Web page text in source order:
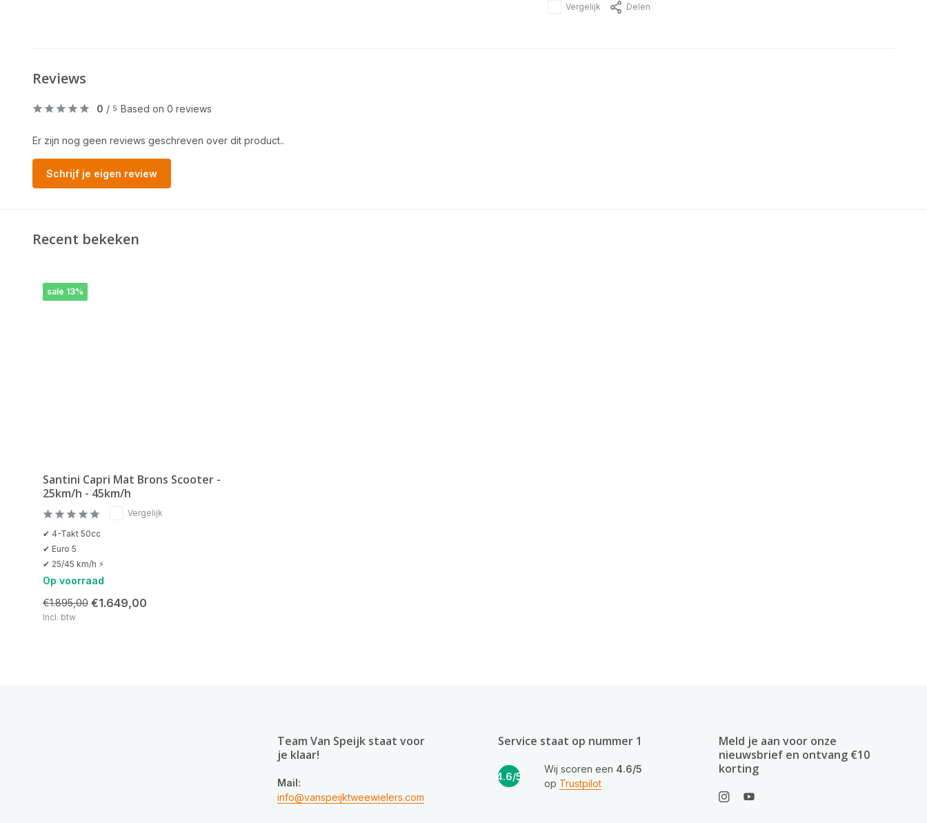
Vergelijk Delen
Reviews
0 / 5 Based on 0 reviews
Er zijn nog geen reviews geschreven over dit product..
Schrijf je eigen review
Recent bekeken
sale 13%
Santini Capri Mat Brons Scooter -
25km/h - 45km/h
Vergelijk
✔ 4-Takt 50cc
✔ Euro 5
✔ 25/45 km/h ⚡
Op voorraad
€1.895,00 €1.649,00
Incl. btw
Team Van Speijk staat voor
je klaar!
Mail:
info@vanspeijktweewielers.com
Service staat op nummer 1
4.6/5
Wij scoren een 4.6/5
op Trustpilot
Meld je aan voor onze
nieuwsbrief en ontvang €10
korting